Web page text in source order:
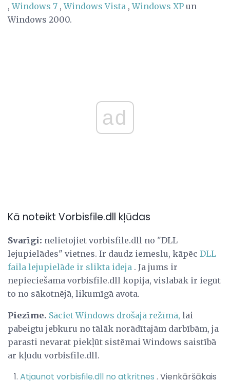
,Windows 7 ,Windows Vista ,Windows XP un
Windows 2000.
ad
Kā noteikt Vorbisfile.dll kļūdas
Svarīgi: nelietojiet vorbisfile.dll no "DLL
lejupielādes" vietnes. Ir daudz iemeslu, kāpēc DLL
faila lejupielāde ir slikta ideja . Ja jums ir
nepieciešama vorbisfile.dll kopija, vislabāk ir iegūt
to no sākotnējā, likumīgā avota.
Piezīme. Sāciet Windows drošajā režīmā, lai
pabeigtu jebkuru no tālāk norādītajām darbībām, ja
parasti nevarat piekļūt sistēmai Windows saistībā
ar kļūdu vorbisfile.dll.
Atjaunot vorbisfile.dll no atkritnes . Vienkāršākais